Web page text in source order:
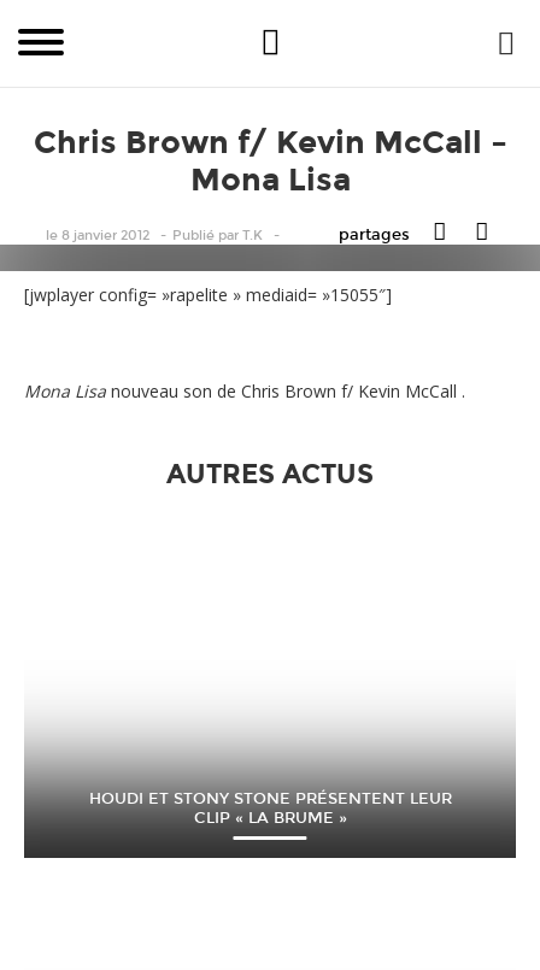
Chris Brown f/ Kevin McCall –
Mona Lisa
le 8 janvier 2012 Publié par T.K partages
[jwplayer config= »rapelite » mediaid= »15055″]
Mona Lisa nouveau son de Chris Brown f/ Kevin McCall .
AUTRES ACTUS
HOUDI ET STONY STONE PRÉSENTENT LEUR
CLIP « LA BRUME »